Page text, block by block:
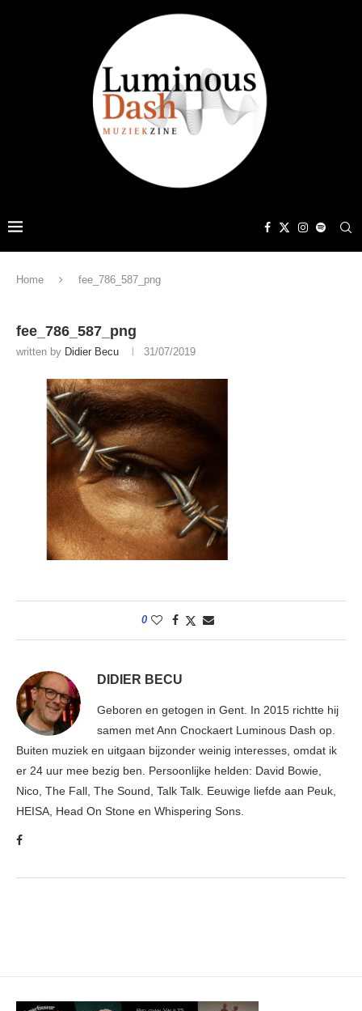
Home fee_786_587_png
fee_786_587_png
written by Didier Becu 31/07/2019
0
DIDIER BECU
Geboren en getogen in Gent. In 2015 richtte hij
samen met Ann Cnockaert Luminous Dash op.
Buiten muziek en uitgaan bijzonder weinig interesses, omdat ik
er 24 uur mee bezig ben. Persoonlijke helden: David Bowie,
Nico, The Fall, The Sound, Talk Talk. Eeuwige liefde aan Peuk,
HEISA, Head On Stone en Whispering Sons.